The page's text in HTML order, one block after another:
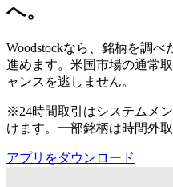
へ。
Woodstockなら、銘柄を調
進めます。米国市場の通常
ャンスを逃しません。
※24時間取引はシステムメ
けます。一部銘柄は時間外
アプリをダウンロード